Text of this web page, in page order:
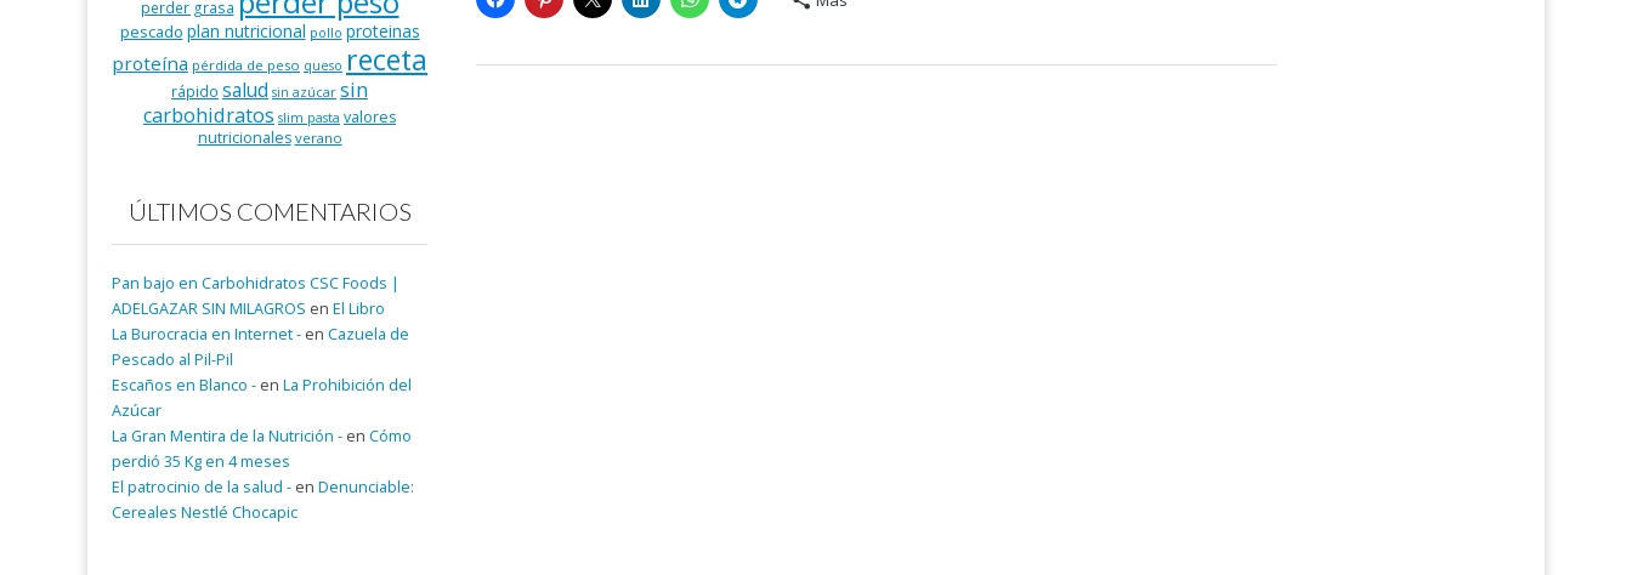
perder grasa
pescado plan nutricional pollo proteinas
proteína pérdida de peso queso receta
rápido salud sin azúcar sin
carbohidratos slim pasta valores
nutricionales verano
ÚLTIMOS COMENTARIOS
Pan bajo en Carbohidratos CSC Foods |
ADELGAZAR SIN MILAGROS en El Libro
La Burocracia en Internet - en Cazuela de
Pescado al Pil-Pil
Escaños en Blanco - en La Prohibición del
Azúcar
La Gran Mentira de la Nutrición - en Cómo
perdió 35 Kg en 4 meses
El patrocinio de la salud - en Denunciable:
Cereales Nestlé Chocapic